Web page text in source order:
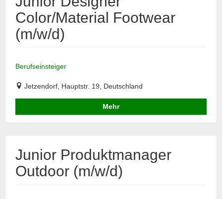
Color/Material Footwear
(m/w/d)
Berufseinsteiger
Jetzendorf, Hauptstr. 19, Deutschland
Mehr
Junior Produktmanager
Outdoor (m/w/d)